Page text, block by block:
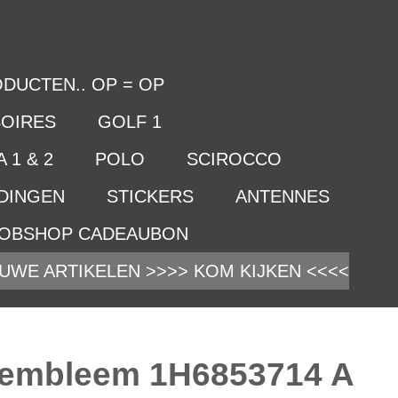
OP = OP
GOLF 1
1 & 2
POLO
SCIROCCO
STICKERS
ANTENNES
CADEAUBON
ARTIKELEN >>>> KOM KIJKEN <<<<
1H6853714 A